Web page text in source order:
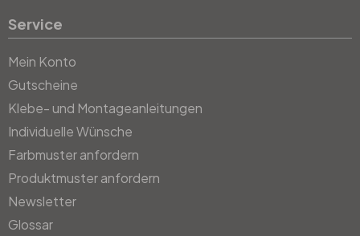
Service
Mein Konto
Gutscheine
Klebe- und Montageanleitungen
Individuelle Wünsche
Farbmuster anfordern
Produktmuster anfordern
Newsletter
Glossar